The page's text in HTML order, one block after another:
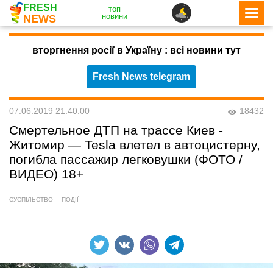
FRESH
NEWS
топ
новини
вторгнення росії в Україну : всі новини тут
Fresh News telegram
07.06.2019 21:40:00 18432
Смертельное ДТП на трассе Киев -
Житомир — Tesla влетел в автоцистерну,
погибла пассажир легковушки (ФОТО /
ВИДЕО) 18+
СУСПІЛЬСТВО ПОДІЇ